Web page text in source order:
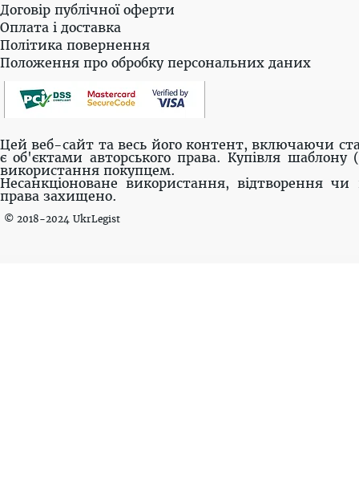
Договір публічної оферти
Оплата і доставка
Політика повернення
Положення про обробку персональних даних
Цей веб-сайт та весь його контент, включаючи
є об'єктами авторського права. Купівля шаблону
використання покупцем.
Несанкціоноване використання, відтворення
права захищено.
© 2018-2024 UkrLegist